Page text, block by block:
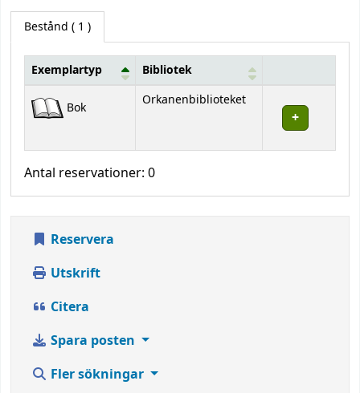
Bestånd ( 1 )
Bestånd
Exemplartyp Bibliotek
Bok Orkanenbiblioteket
Antal reservationer: 0
Reservera
Utskrift
Citera
Spara posten
Fler sökningar